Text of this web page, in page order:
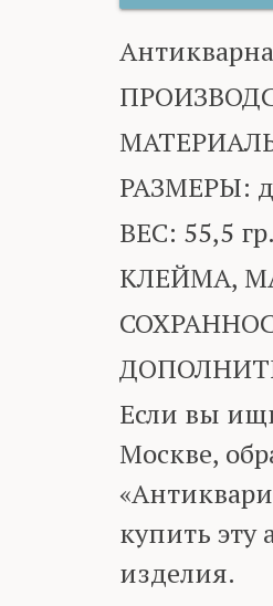
РАЗМЕРЫ:
ВЕС: 55,5 гр.
КЛЕЙМА,
Если вы
Москве,
купить
изделия.